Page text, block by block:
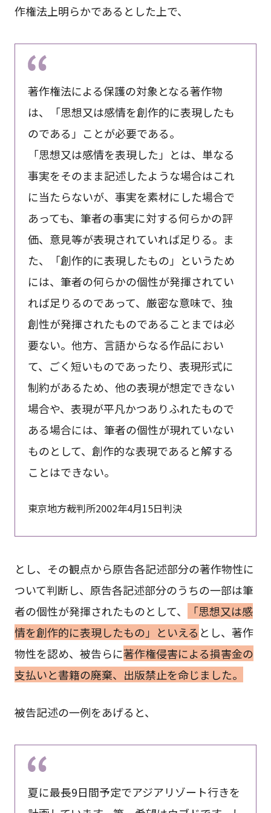
作権法上明らかであるとした上で、
著作権法による保護の対象となる著作物
は、「思想又は感情を創作的に表現したも
のである」ことが必要である。
「思想又は感情を表現した」とは、単なる
事実をそのまま記述したような場合はこれ
に当たらないが、事実を素材にした場合で
あっても、筆者の事実に対する何らかの評
価、意見等が表現されていれば足りる。ま
た、「創作的に表現したもの」というため
には、筆者の何らかの個性が発揮されてい
れば足りるのであって、厳密な意味で、独
創性が発揮されたものであることまでは必
要ない。他方、言語からなる作品におい
て、ごく短いものであったり、表現形式に
制約があるため、他の表現が想定できない
場合や、表現が平凡かつありふれたもので
ある場合には、筆者の個性が現れていない
ものとして、創作的な表現であると解する
ことはできない。
東京地方裁判所2002年4月15日判決
とし、その観点から原告各記述部分の著作物性に
ついて判断し、原告各記述部分のうちの一部は筆
者の個性が発揮されたものとして、
「思想又は感
情を創作的に表現したもの」といえる とし、著作
物性を認め、被告らに著作権侵害による損害金の
支払いと書籍の廃棄、出版禁止を命じました。
被告記述の一例をあげると、
夏に最長9日間予定でアジアリゾート行きを